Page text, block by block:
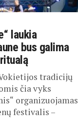
laukia
bus galima
tradicijų
čia vyks
organizuojamas
festivalis –